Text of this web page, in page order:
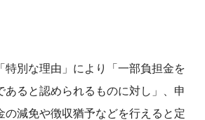
別な理由」により「一部負担金を
あると認められるものに対し」、申
の減免や徴収猶予などを行えると定